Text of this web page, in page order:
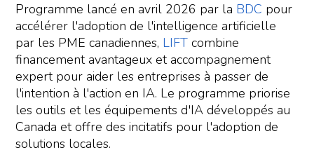
Programme lancé en avril 2026 par la BDC pour
accélérer l'adoption de l'intelligence artificielle
par les PME canadiennes, LIFT combine
financement avantageux et accompagnement
expert pour aider les entreprises à passer de
l'intention à l'action en IA. Le programme priorise
les outils et les équipements d'IA développés au
Canada et offre des incitatifs pour l'adoption de
solutions locales.